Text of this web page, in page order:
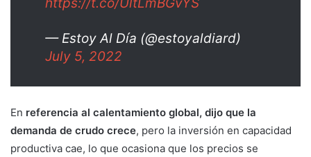
https://t.co/UltLmBGvYS
— Estoy Al Día (@estoyaldiard)
July 5, 2022
En referencia al calentamiento global, dijo que la
demanda de crudo crece, pero la inversión en capacidad
productiva cae, lo que ocasiona que los precios se